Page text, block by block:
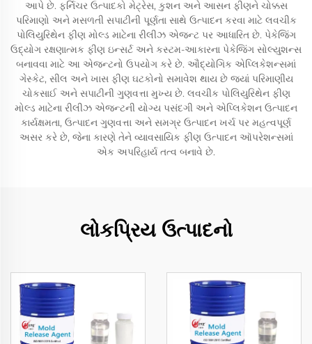
આપે છે. ફર્નિચર ઉત્પાદકો મેટ્રેસ, કુશન અને આસન ફીણને ચોક્કસ
પરિમાણો અને મસળતી સપાટીની પૂર્ણતા સાથે ઉત્પાદન કરવા માટે લવચીક
પોલિયુરિથેન ફીણ મોલ્ડ માટેના રીલીઝ એજન્ટ પર આધારિત છે. પેકેજિંગ
ઉદ્યોગ રક્ષણાત્મક ફીણ ઇન્સર્ટ અને કસ્ટમ-આકારના પેકેજિંગ સોલ્યુશન્સ
બનાવવા માટે આ એજન્ટનો ઉપયોગ કરે છે. ઔદ્યોગિક એપ્લિકેશન્સમાં
ગેસ્કેટ, સીલ અને ખાસ ફીણ ઘટકોનો સમાવેશ થાય છે જ્યાં પરિમાણીય
ચોકસાઈ અને સપાટીની ગુણવત્તા મુખ્ય છે. લવચીક પોલિયુરિથેન ફીણ
મોલ્ડ માટેના રીલીઝ એજન્ટની યોગ્ય પસંદગી અને એપ્લિકેશન ઉત્પાદન
કાર્યક્ષમતા, ઉત્પાદન ગુણવત્તા અને સમગ્ર ઉત્પાદન ખર્ચ પર મહત્વપૂર્ણ
અસર કરે છે, જેના કારણે તેને વ્યાવસાયિક ફીણ ઉત્પાદન ઑપરેશન્સમાં
એક અપરિહાર્ય તત્વ બનાવે છે.
લોકપ્રિય ઉત્પાદનો